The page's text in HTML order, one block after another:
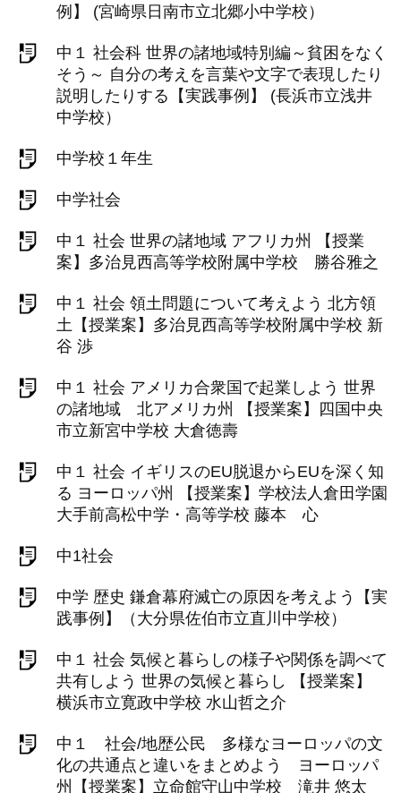
例】 (宮崎県日南市立北郷小中学校）
中１ 社会科 世界の諸地域特別編～貧困をなく
そう～ 自分の考えを言葉や文字で表現したり
説明したりする【実践事例】 (長浜市立浅井
中学校）
中学校１年生
中学社会
中１ 社会 世界の諸地域 アフリカ州 【授業
案】多治見西高等学校附属中学校 勝谷雅之
中１ 社会 領土問題について考えよう 北方領
土【授業案】多治見西高等学校附属中学校 新
谷 渉
中１ 社会 アメリカ合衆国で起業しよう 世界
の諸地域 北アメリカ州 【授業案】四国中央
市立新宮中学校 大倉徳壽
中１ 社会 イギリスのEU脱退からEUを深く知
る ヨーロッパ州 【授業案】学校法人倉田学園
大手前高松中学・高等学校 藤本 心
中1社会
中学 歴史 鎌倉幕府滅亡の原因を考えよう【実
践事例】（大分県佐伯市立直川中学校）
中１ 社会 気候と暮らしの様子や関係を調べて
共有しよう 世界の気候と暮らし 【授業案】
横浜市立寛政中学校 水山哲之介
中１ 社会/地歴公民 多様なヨーロッパの文
化の共通点と違いをまとめよう ヨーロッパ
州【授業案】立命館守山中学校 滝井 悠太